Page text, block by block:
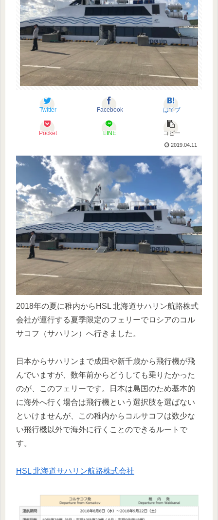
Twitter Facebook はてブ
Pocket LINE コピー
2019.04.11
2018年の夏に稚内からHSL 北海道サハリン航路株式
会社が運行する夏季限定のフェリーでロシアのコル
サコフ（サハリン）へ行きました。
日本からサハリンまで成田や新千歳から飛行機が飛
んでいますが、数年前からどうしても乗りたかった
のが、このフェリーです。日本は島国のため基本的
に海外へ行く場合は飛行機という選択肢を選ばない
といけませんが、この稚内からコルサコフは数少な
い飛行機以外で海外に行くことのできるルートで
す。
HSL 北海道サハリン航路株式会社